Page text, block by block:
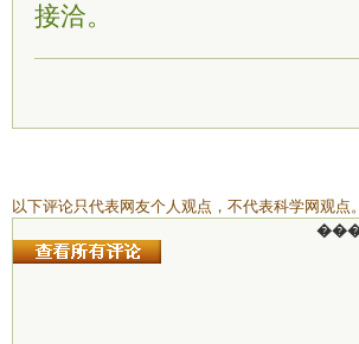
接洽。
以下评论只代表网友个人观点，不代表科学网观点